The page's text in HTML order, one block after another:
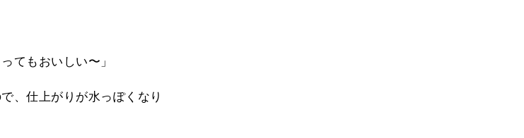
てもおいしい〜」
、仕上がりが水っぽくなり